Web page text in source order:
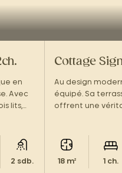
en
Avec
lits,
2 sdb.
Cottage
Au design
équipé. Sa
offrent une
18 m² 1 ch.